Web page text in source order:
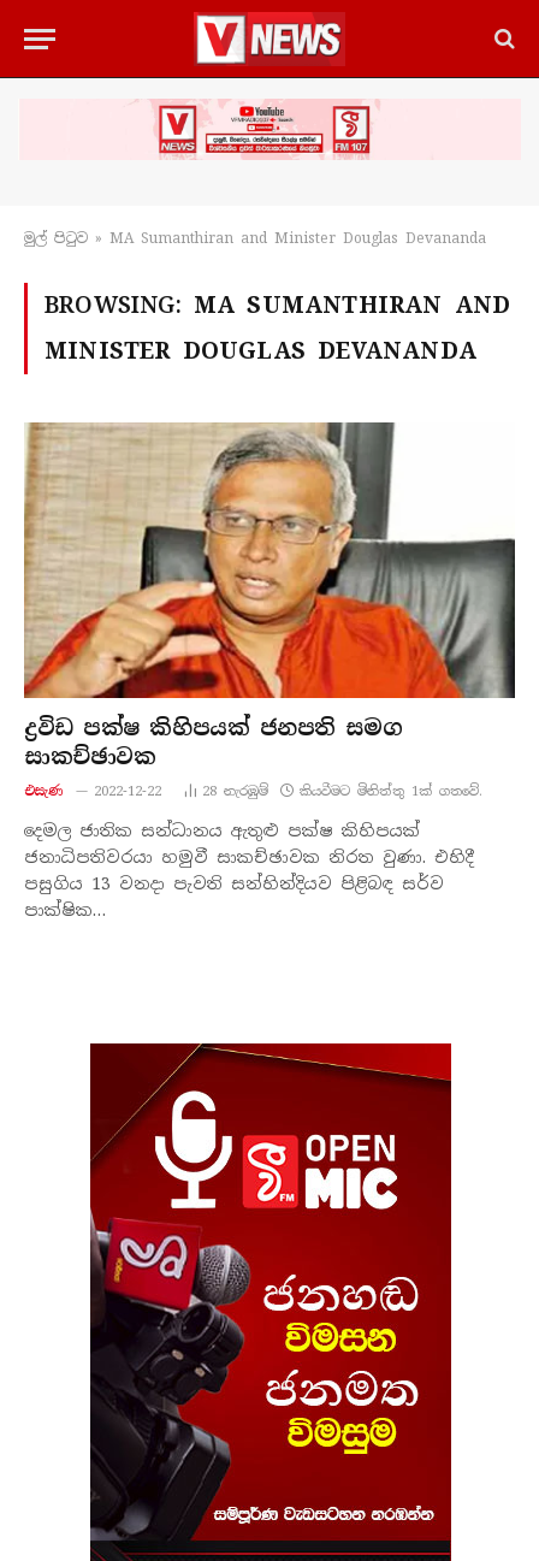
මුල් පිටු​ව » MA Sumanthiran and Minister Douglas Devananda
BROWSING: MA SUMANTHIRAN AND
MINISTER DOUGLAS DEVANANDA
ද්‍රවිඩ පක්ෂ කිහිපයක් ජනපති සමග
සාකච්ඡාවක
එසැණ 2022-12-22 28 නැරඹු​ම් කියවීමට මිනිත්තු 1ක් ගතවේ.
දෙමල ජාතික සන්ධානය ඇතුළු පක්ෂ කිහිපයක්
ජනාධිපතිවරයා හමුවී සාකච්ඡාවක නිරත වුණා. එහිදී
පසුගිය 13 වනදා පැවති සන්හින්දියව පිළිබඳ සර්ව
පාක්ෂික…